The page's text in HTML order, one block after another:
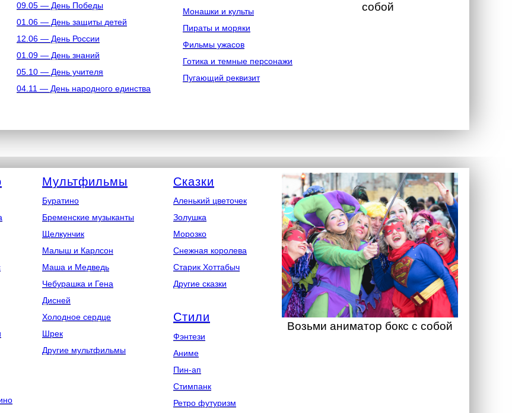
Монашки и культы
Пираты и моряки
Фильмы ужасов
Готика и темные персонажи
Пугающий реквизит
09.05 — День Победы
01.06 — День защиты детей
12.06 — День России
01.09 — День знаний
05.10 — День учителя
04.11 — День народного единства
собой
Мультфильмы
Буратино
Бременские музыканты
Щелкунчик
Малыш и Карлсон
Маша и Медведь
Чебурашка и Гена
Дисней
Холодное сердце
Шрек
Другие мультфильмы
Сказки
Аленький цветочек
Золушка
Морозко
Снежная королева
Старик Хоттабыч
Другие сказки
Стили
Фэнтези
Аниме
Пин-ап
Стимпанк
Ретро футуризм
Возьми аниматор бокс с собой